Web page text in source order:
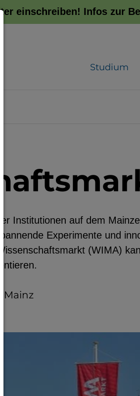
einschreiben! Infos zur
Studium
Institutionen auf dem
Experimente und
(WIMA)
Mainz